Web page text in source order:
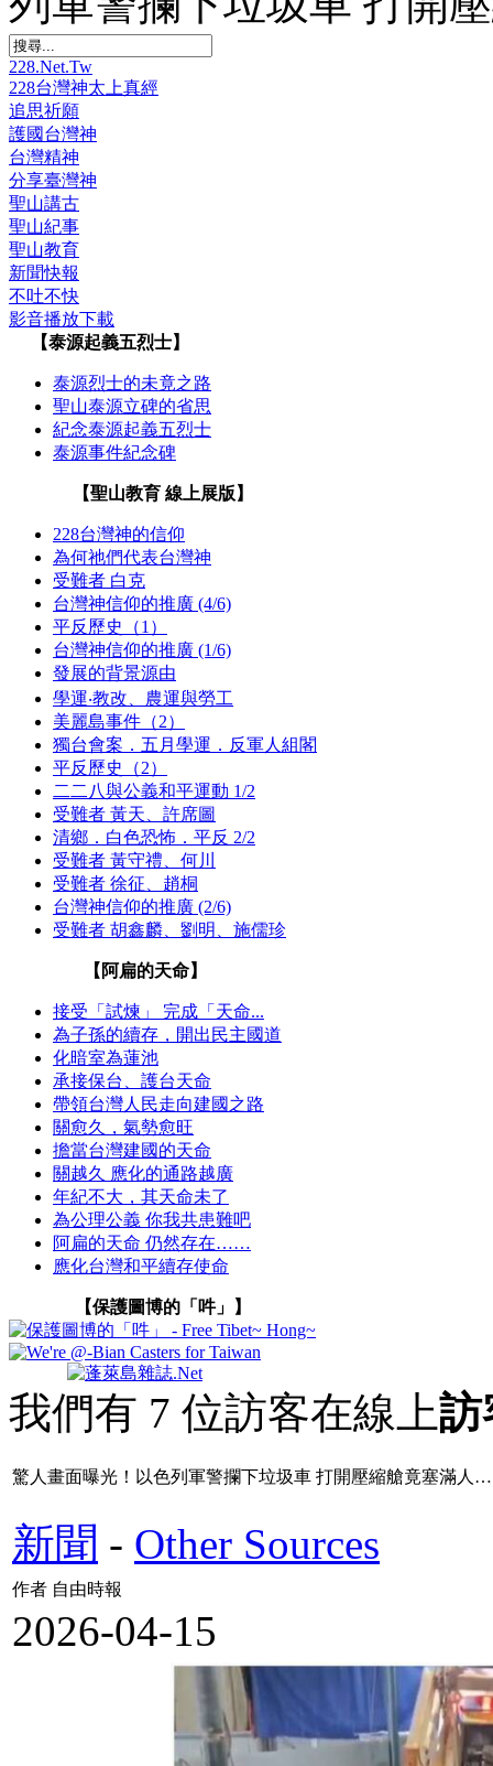
228.Net.Tw
228台灣神太上真經
追思祈願
護國台灣神
台灣精神
分享臺灣神
聖山講古
聖山紀事
聖山教育
新聞快報
不吐不快
影音播放下載
【泰源起義五烈士】
泰源烈士的未竟之路
聖山泰源立碑的省思
紀念泰源起義五烈士
泰源事件紀念碑
【聖山教育 線上展版】
228台灣神的信仰
為何祂們代表台灣神
受難者 白克
台灣神信仰的推廣 (4/6)
平反歷史（1）
台灣神信仰的推廣 (1/6)
發展的背景源由
學運‧教改、農運與勞工
美麗島事件（2）
獨台會案．五月學運．反軍人組閣
平反歷史（2）
二二八與公義和平運動 1/2
受難者 黃天、許席圖
清鄉．白色恐怖．平反 2/2
受難者 黃守禮、何川
受難者 徐征、趙桐
台灣神信仰的推廣 (2/6)
受難者 胡鑫麟、劉明、施儒珍
【阿扁的天命】
接受「試煉」 完成「天命...
為子孫的續存，開出民主國道
化暗室為蓮池
承接保台、護台天命
帶領台灣人民走向建國之路
關愈久，氣勢愈旺
擔當台灣建國的天命
關越久 應化的通路越廣
年紀不大，其天命未了
為公理公義 你我共患難吧
阿扁的天命 仍然存在……
應化台灣和平續存使命
【保護圖博的「吽」】
我們有 7 位訪客在線上訪
驚人畫面曝光！以色列軍警攔下垃圾車 打開壓縮艙竟塞滿人
新聞 - Other Sources
作者 自由時報
2026-04-15